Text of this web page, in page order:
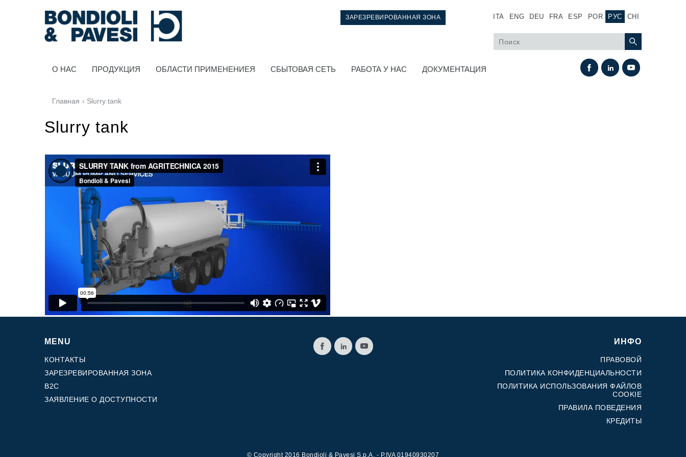
ITA ENG DEU FRA ESP POR РУС CHI
ЗАРЕЗРЕВИРОВАННАЯ ЗОНА
O HAC ПРОДУКЦИЯ ОБЛАСТИ ПРИМЕНЕНИЕЯ СБЫТОВАЯ СЕТЬ РАБОТА У НАС ДОКУМЕНТАЦИЯ
Силовая Передача
Карданные передачи
Стандартные Редукторы
Редукторы, производимые для Bondioli & Pavesi
Редукторы с параллельными валами
Редукторы специального назначения
Pедукторы привода насоса
Многодисковые сцепления с гидроприводом
Шестеренные насосы и моторы
Аксиально поршневые насосы и моторы
Motori elettrici brushless - Serie MS
Двигатели с Планетарным редуктором для Bondioli &
Соединительные системы
Распределители
Картридж клапаны
Главная › Slurry tank
Slurry tank
MENU
КОНТАКТЫ
ЗАРЕЗРЕВИРОВАННАЯ ЗОНА
B2C
ЗАЯВЛЕНИЕ О ДОСТУПНОСТИ
ИНФО
ПРАВОВОЙ
ПОЛИТИКА КОНФИДЕНЦИАЛЬНОСТИ
ПОЛИТИКА ИСПОЛЬЗОВАНИЯ ФАЙЛОВ
COOKIE
ПРАВИЛА ПОВЕДЕНИЯ
КРЕДИТЫ
© Copyright 2016 Bondioli & Pavesi S.p.A. - P.IVA 01940930207